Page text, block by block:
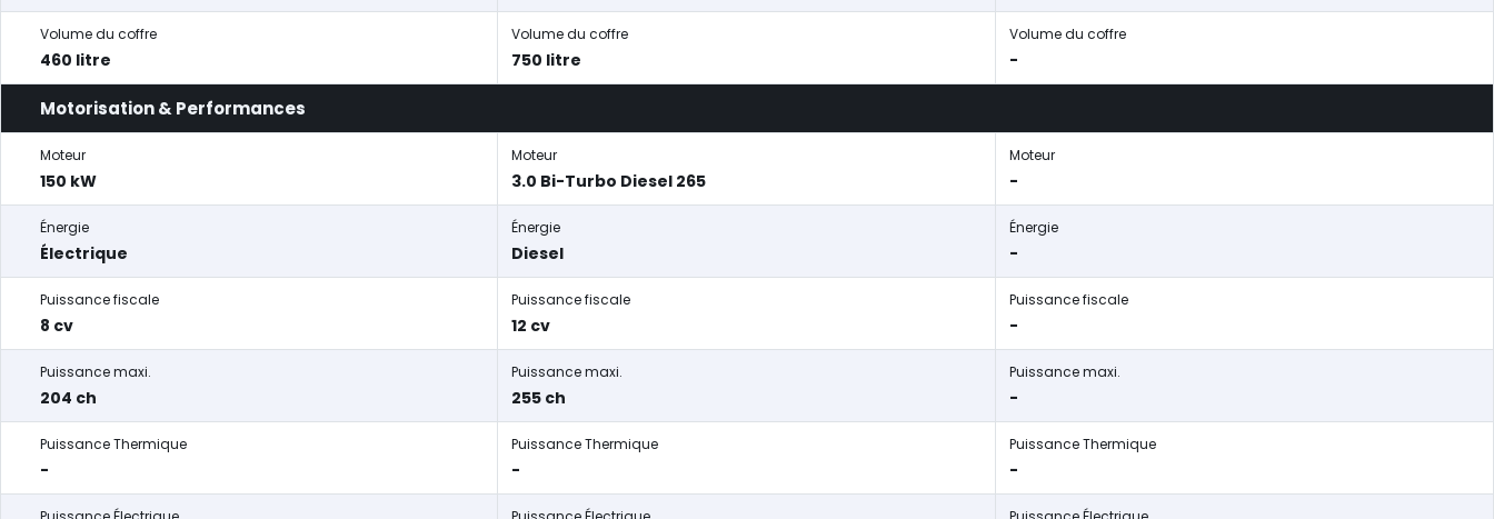
Volume du coffre
460 litre
Volume du coffre
750 litre
Volume du coffre
-
Motorisation & Performances
Moteur
150 kW
Moteur
3.0 Bi-Turbo Diesel 265
Moteur
-
Énergie
Électrique
Énergie
Diesel
Énergie
-
Puissance fiscale
8 cv
Puissance fiscale
12 cv
Puissance fiscale
-
Puissance maxi.
204 ch
Puissance maxi.
255 ch
Puissance maxi.
-
Puissance Thermique
-
Puissance Thermique
-
Puissance Thermique
-